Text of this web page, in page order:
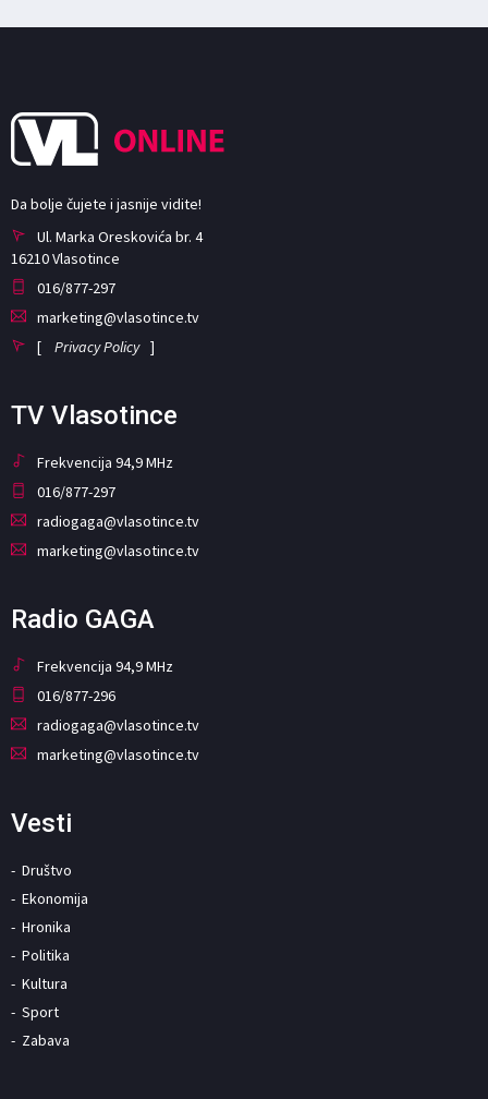
Da bolje čujete i jasnije vidite!
Ul. Marka Oreskovića br. 4
16210 Vlasotince
016/877-297
marketing@vlasotince.tv
[ Privacy Policy ]
TV Vlasotince
Frekvencija 94,9 MHz
016/877-297
radiogaga@vlasotince.tv
marketing@vlasotince.tv
Radio GAGA
Frekvencija 94,9 MHz
016/877-296
radiogaga@vlasotince.tv
marketing@vlasotince.tv
Vesti
Društvo
Ekonomija
Hronika
Politika
Kultura
Sport
Zabava